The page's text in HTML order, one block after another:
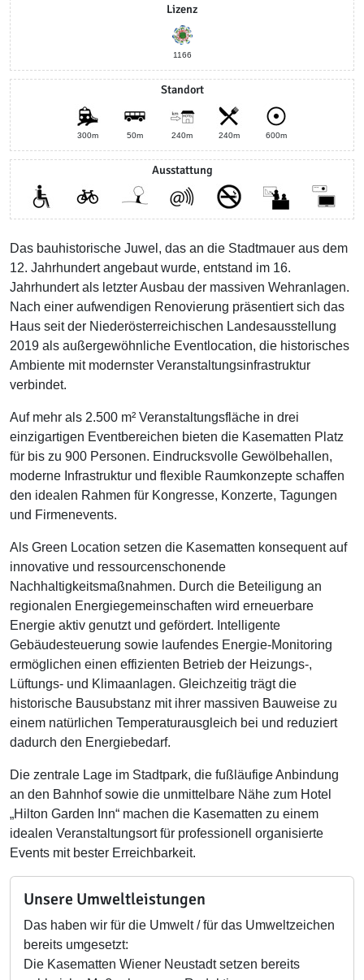
Lizenz
1166
Standort
300m 50m 240m 240m 600m
Ausstattung
Das bauhistorische Juwel, das an die Stadtmauer aus dem
12. Jahrhundert angebaut wurde, entstand im 16.
Jahrhundert als letzter Ausbau der massiven Wehranlagen.
Nach einer aufwendigen Renovierung präsentiert sich das
Haus seit der Niederösterreichischen Landesausstellung
2019 als außergewöhnliche Eventlocation, die historisches
Ambiente mit modernster Veranstaltungsinfrastruktur
verbindet.
Auf mehr als 2.500 m² Veranstaltungsfläche in drei
einzigartigen Eventbereichen bieten die Kasematten Platz
für bis zu 900 Personen. Eindrucksvolle Gewölbehallen,
moderne Infrastruktur und flexible Raumkonzepte schaffen
den idealen Rahmen für Kongresse, Konzerte, Tagungen
und Firmenevents.
Als Green Location setzen die Kasematten konsequent auf
innovative und ressourcenschonende
Nachhaltigkeitsmaßnahmen. Durch die Beteiligung an
regionalen Energiegemeinschaften wird erneuerbare
Energie aktiv genutzt und gefördert. Intelligente
Gebäudesteuerung sowie laufendes Energie-Monitoring
ermöglichen einen effizienten Betrieb der Heizungs-,
Lüftungs- und Klimaanlagen. Gleichzeitig trägt die
historische Bausubstanz mit ihrer massiven Bauweise zu
einem natürlichen Temperaturausgleich bei und reduziert
dadurch den Energiebedarf.
Die zentrale Lage im Stadtpark, die fußläufige Anbindung
an den Bahnhof sowie die unmittelbare Nähe zum Hotel
„Hilton Garden Inn“ machen die Kasematten zu einem
idealen Veranstaltungsort für professionell organisierte
Events mit bester Erreichbarkeit.
Unsere Umweltleistungen
Das haben wir für die Umwelt / für das Umweltzeichen
bereits umgesetzt:
Die Kasematten Wiener Neustadt setzen bereits